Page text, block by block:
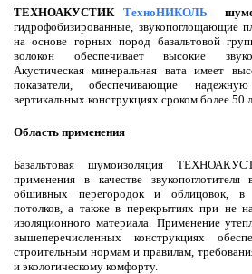
ТЕХНОАКУСТИК ТехноНИКОЛЬ
гидрофобизированные, звукопоглощающие
на основе горных пород базальтовой
волокон обеспечивает высокие
Акустическая минеральная вата имеет
показатели, обеспечивающие
вертикальных конструкциях сроком более 50
Область применения
Базальтовая шумоизоляция
применения в качестве звукопоглотителя
обшивных перегородок и облицовок, в
потолков, а также в перекрытиях при не
изоляционного материала. Применение
вышеперечисленных конструкциях
строительным нормам и правилам,
и экологическому комфорту.